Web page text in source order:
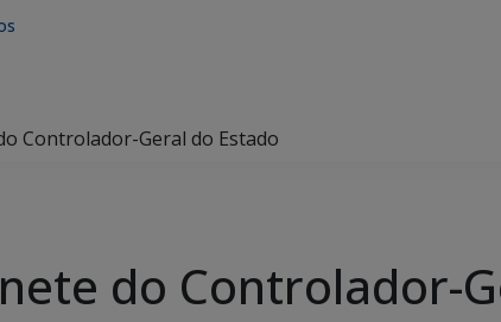
Controlador-Geral do Estado
do Controlador-